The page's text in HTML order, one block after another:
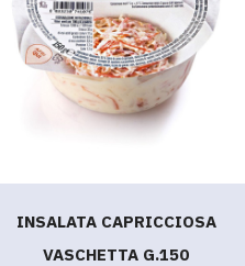
INSALATA CAPRICCIOSA
VASCHETTA G.150